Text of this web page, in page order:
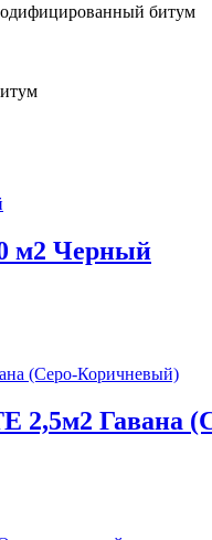
битум
м2 Черный
2,5м2 Гавана